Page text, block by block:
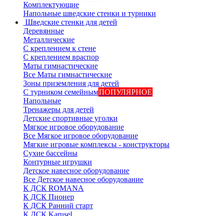
Комплектующие
Напольные шведские стенки и турники
Шведские стенки для детей
Деревянные
Металлические
С креплением к стене
С креплением враспор
Маты гимнастические
Все Маты гимнастические
Зоны приземления для детей
С турником семейнымПОПУЛЯРНОЕ
Напольные
Тренажеры для детей
Детские спортивные уголки
Мягкое игровое оборудование
Все Мягкое игровое оборудование
Мягкие игровые комплексы - конструкторы
Сухие бассейны
Контурные игрушки
Детское навесное оборудование
Все Детское навесное оборудование
К ДСК ROMANA
К ДСК Пионер
К ДСК Ранний старт
К ДСК Karusel